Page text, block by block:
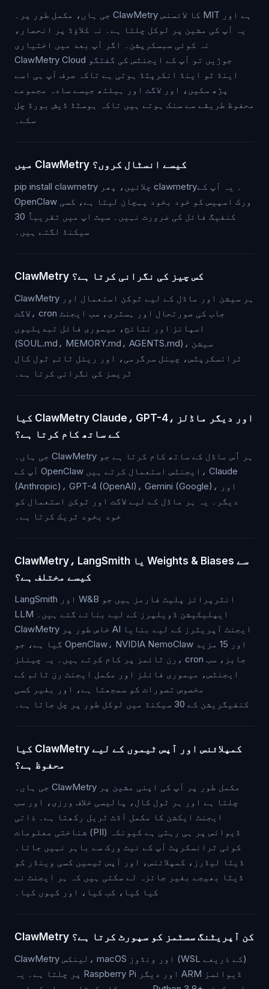
جی ہاں، مکمل طور پر۔ ClawMetry کا لائسنس MIT ہے اور
یہ آپ کی مشین پر لوکل چلتا ہے۔ نہ کلاؤڈ پر انحصار،
نہ کوئی سبسکرپشن۔ اگر آپ بعد میں اختیاری
ClawMetry Cloud جوڑیں تو آپ کے ایجنٹس کی گفتگو
اینڈ ٹو اینڈ انکرپٹڈ ہوتی ہے تاکہ صرف آپ ہی اسے
پڑھ سکیں، اور لاگت اور ہیلتھ جیسے سادہ مجموعے
محفوظ طریقے سے سنک ہوتے ہیں تاکہ ہوسٹڈ ڈیش بورڈ چل
سکے۔
میں ClawMetry کیسے انسٹال کروں؟
pip install clawmetry چلائیں، پھر clawmetry۔ یہ آپ کے
OpenClaw ورک اسپیس کو خود بخود پہچان لیتا ہے، کسی
کنفیگ فائل کی ضرورت نہیں۔ سیٹ اپ میں تقریباً 30
سیکنڈ لگتے ہیں۔
ClawMetry کس چیز کی نگرانی کرتا ہے؟
ClawMetry ہر سیشن اور ماڈل کے لیے ٹوکن استعمال اور
لاگت، cron جاب کی صورتحال اور ہسٹری، سب ایجنٹ
اسپانز اور نتائج، میموری فائل تبدیلیوں
(SOUL.md، MEMORY.md، AGENTS.md)، سیشن
ٹرانسکرپٹس، چینل سرگرمی، اور ریئل ٹائم ٹول کال
ٹریسز کی نگرانی کرتا ہے۔
کیا ClawMetry Claude، GPT-4، اور دیگر ماڈلز
کے ساتھ کام کرتا ہے؟
جی ہاں۔ ClawMetry ہر اُس ماڈل کے ساتھ کام کرتا ہے جو
آپ کے OpenClaw ایجنٹس استعمال کرتے ہیں، Claude
(Anthropic)، GPT-4 (OpenAI)، Gemini (Google)، اور
دیگر۔ یہ ہر ماڈل کے لیے لاگت اور ٹوکن استعمال کو
خود بخود ٹریک کرتا ہے۔
ClawMetry، LangSmith یا Weights & Biases سے
کیسے مختلف ہے؟
LangSmith اور W&B انٹرپرائز پلیٹ فارمز ہیں جو
LLM ایپلیکیشن ڈویلپرز کے لیے بنائے گئے ہیں۔
ClawMetry خاص طور پر AI ایجنٹ آپریٹرز کے لیے بنایا
گیا ہے، جو OpenClaw، NVIDIA NemoClaw اور 15 مزید
رن ٹائمز پر کام کرتے ہیں۔ یہ چینلز، cron جابز، سب
ایجنٹس، میموری فائلز اور مکمل ایجنٹ رن ٹائم کے
مخصوص تصورات کو سمجھتا ہے، اور بغیر کسی
کنفیگریشن کے 30 سیکنڈ میں لوکل طور پر چل جاتا ہے۔
کیا ClawMetry کمپلائنس اور آپس ٹیموں کے لیے
محفوظ ہے؟
جی ہاں۔ ClawMetry مکمل طور پر آپ کی اپنی مشین پر
چلتا ہے اور ہر ٹول کال، پالیسی خلاف ورزی، اور سب
ایجنٹ ایکشن کا مکمل آڈٹ ٹریل رکھتا ہے۔ ذاتی
شناختی معلومات (PII) ڈیوائس پر ہی رہتی ہے کیونکہ
کوئی ٹرانسکرپٹ آپ کے نیٹ ورک سے باہر نہیں جاتا۔
ڈیٹا لیڈرز، کمپلائنس، اور آپس ٹیمیں کسی وینڈر کو
ڈیٹا بھیجے بغیر جائزہ لے سکتی ہیں کہ ہر ایجنٹ نے
کیا کیا، کب کیا، اور کیوں کیا۔
ClawMetry کن آپریٹنگ سسٹمز کو سپورٹ کرتا ہے؟
ClawMetry لینکس، macOS اور ونڈوز (WSL کے ذریعے)
پر چلتا ہے۔ یہ Raspberry Pi اور دیگر ARM ڈیوائسز